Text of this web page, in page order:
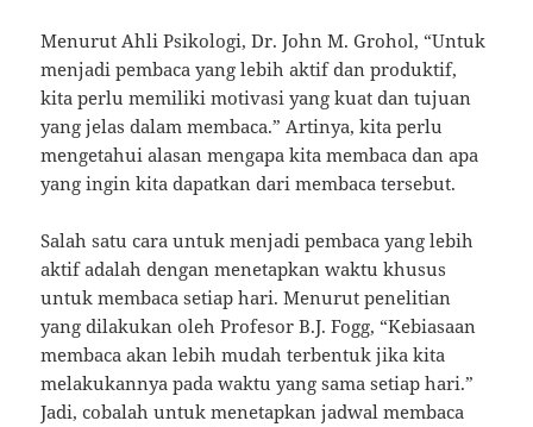
Menurut Ahli Psikologi, Dr. John M. Grohol, “Untuk
menjadi pembaca yang lebih aktif dan produktif,
kita perlu memiliki motivasi yang kuat dan tujuan
yang jelas dalam membaca.” Artinya, kita perlu
mengetahui alasan mengapa kita membaca dan apa
yang ingin kita dapatkan dari membaca tersebut.
Salah satu cara untuk menjadi pembaca yang lebih
aktif adalah dengan menetapkan waktu khusus
untuk membaca setiap hari. Menurut penelitian
yang dilakukan oleh Profesor B.J. Fogg, “Kebiasaan
membaca akan lebih mudah terbentuk jika kita
melakukannya pada waktu yang sama setiap hari.”
Jadi, cobalah untuk menetapkan jadwal membaca